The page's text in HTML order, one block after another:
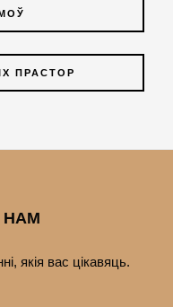
ПРАСТОР
НАМ
якія вас цiкавяць.